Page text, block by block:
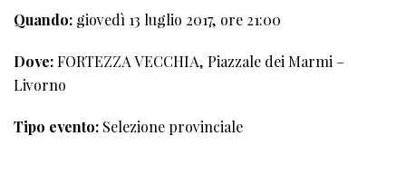
Quando: giovedì 13 luglio 2017, ore 21:00
Dove:FORTEZZA VECCHIA, Piazzale dei Marmi –
Livorno
Tipo evento: Selezione provinciale